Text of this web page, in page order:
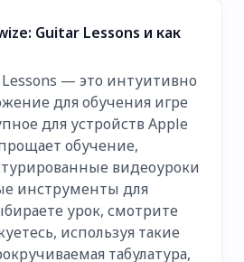
Guitar Lessons и как
— это интуитивно
для обучения игре
для устройств Apple
обучение,
видеоуроки
инструменты для
урок, смотрите
используя такие
табулатура,